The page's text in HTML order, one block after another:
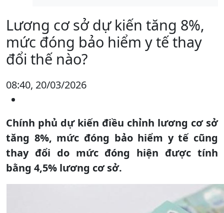
Lương cơ sở dự kiến tăng 8%,
mức đóng bảo hiểm y tế thay
đổi thế nào?
08:40, 20/03/2026
Chính phủ dự kiến điều chỉnh lương cơ sở
tăng 8%, mức đóng bảo hiểm y tế cũng
thay đổi do mức đóng hiện được tính
bằng 4,5% lương cơ sở.